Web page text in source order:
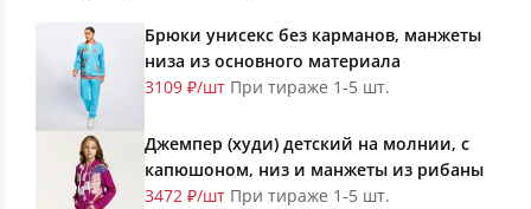
Брюки унисекс без карманов, манжеты
низа из основного материала
3109 ₽/шт При тираже 1-5 шт.
Джемпер (худи) детский на молнии, с
капюшоном, низ и манжеты из рибаны
3472 ₽/шт При тираже 1-5 шт.